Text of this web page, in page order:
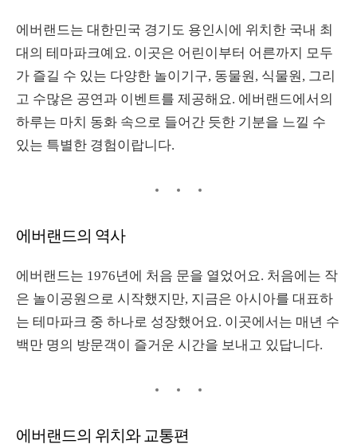
에버랜드는 대한민국 경기도 용인시에 위치한 국내 최
대의 테마파크예요. 이곳은 어린이부터 어른까지 모두
가 즐길 수 있는 다양한 놀이기구, 동물원 , 식물원 , 그리
고 수많은 공연과 이벤트를 제공해요. 에버랜드에서의
하루는 마치 동화 속으로 들어간 듯한 기분을 느낄 수
있는 특별한 경험이랍니다.
에버랜드의 역사
에버랜드는 1976년에 처음 문을 열었어요. 처음에는 작
은 놀이공원으로 시작했지만, 지금은 아시아를 대표하
는 테마파크 중 하나로 성장했어요. 이곳에서는 매년 수
백만 명의 방문객이 즐거운 시간을 보내고 있답니다.
에버랜드의 위치와 교통편